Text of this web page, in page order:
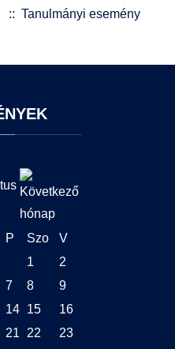
:: Tanulmányi esemény
P Szo
V
1
2
7 8
9
14 15
16
21 22
23